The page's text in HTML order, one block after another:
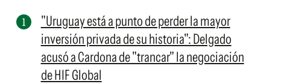
"Uruguay está a punto de perder la mayor
inversión privada de su historia": Delgado
acusó a Cardona de "trancar" la negociación
de HIF Global